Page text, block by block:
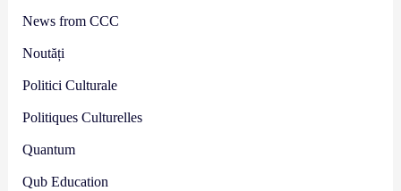
News from CCC
Noutăți
Politici Culturale
Politiques Culturelles
Quantum
Qub Education